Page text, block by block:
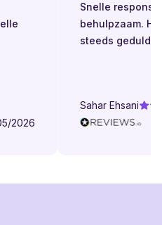
2026
Snelle respons.
behulpzaam.
steeds geduldig.
Sahar Ehsani